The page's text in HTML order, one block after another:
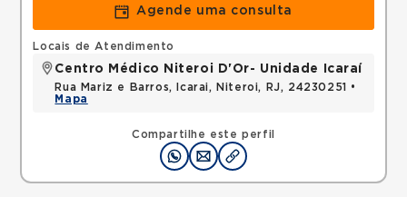
Agende uma consulta
Compartilhe este perfil
Locais de Atendimento
Centro Médico Niteroi D'Or- Unidade Icaraí
Rua Mariz e Barros, Icarai, Niteroi, RJ, 24230251 •
Mapa